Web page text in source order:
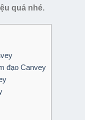
quả nhé.
đạo Canvey